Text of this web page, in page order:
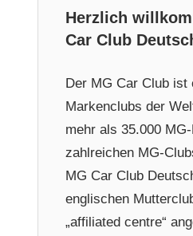
Herzlich
Car Club
Der MG Car Club ist
Markenclubs der
mehr als 35.000
zahlreichen MG-
MG Car Club
englischen
„affiliated centre“